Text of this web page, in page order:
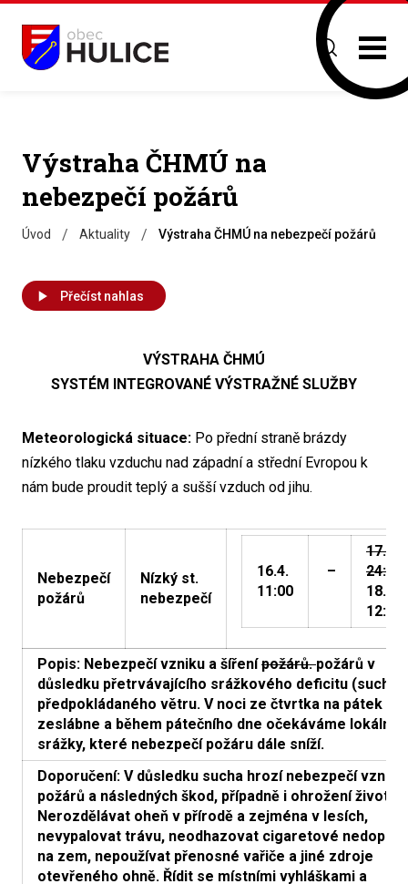
Výstraha ČHMÚ na
nebezpečí požárů
Úvod / Aktuality / Výstraha ČHMÚ na nebezpečí požárů
Přečíst nahlas
VÝSTRAHA ČHMÚ
SYSTÉM INTEGROVANÉ VÝSTRAŽNÉ SLUŽBY
Meteorologická situace: Po přední straně brázdy
nízkého tlaku vzduchu nad západní a střední Evropou k
nám bude proudit teplý a sušší vzduch od jihu.
Nebezpečí
požárů
Nízký st.
nebezpečí
16.4.
11:00
–
17.4.
24:00
18.4.
12:00
Popis: Nebezpečí vzniku a šířenípožárů.požárů v
důsledku přetrvávajícího srážkového deficitu (sucha)
předpokládaného větru. V noci ze čtvrtka na pátek
zeslábne a během pátečního dne očekáváme lokální
srážky, které nebezpečí požáru dále sníží.
Doporučení: V důsledku sucha hrozí nebezpečí vzniku
požárů a následných škod, případně i ohrožení životů.
Nerozdělávat oheň v přírodě a zejména v lesích,
nevypalovat trávu, neodhazovat cigaretové
na zem, nepoužívat přenosné vařiče a jiné zdroje
otevřeného ohně. Řídit se místními vyhláškami a